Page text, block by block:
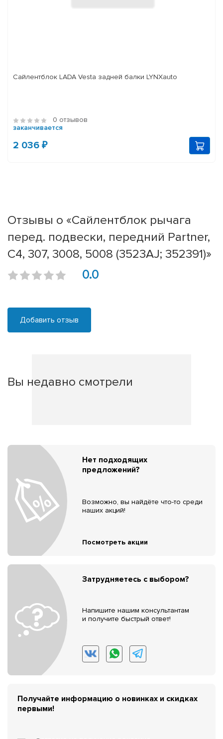
Сайлентблок LADA Vesta задней балки LYNXauto
0 отзывов
заканчивается
2 036 ₽
Отзывы о «Сайлентблок рычага
перед. подвески, передний Partner,
C4, 307, 3008, 5008 (3523AJ; 352391)»
0.0
Добавить отзыв
Вы недавно смотрели
Нет подходящих
предложений?
Возможно, вы найдёте что-то среди
наших акций!
Посмотреть акции
Затрудняетесь с выбором?
Напишите нашим консультантам
и получите быстрый ответ!
Получайте информацию о новинках и скидках
первыми!